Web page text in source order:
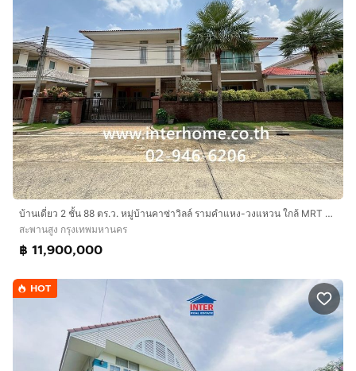
บ้านเดี่ยว 2 ชั้น 88 ตร.ว. หมู่บ้านคาซ่าวิลล์ รามคำแหง-วงแหวน ใกล้ MRT ราษฏร์พัฒนา ใกล้กรมที่ดินบึงกุ่ม ซอยมีสทีน ถนนรามคำแหง ถนนราษฎร์พัฒนา
สะพานสูง กรุงเทพมหานคร
฿ 11,900,000
HOT